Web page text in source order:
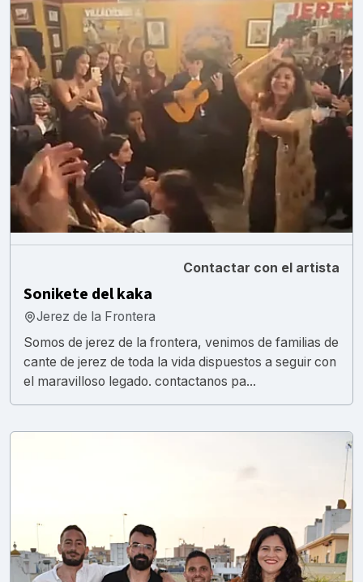
Contactar con el artista
Sonikete del kaka
Jerez de la Frontera
Somos de jerez de la frontera, venimos de familias de
cante de jerez de toda la vida dispuestos a seguir con
el maravilloso legado. contactanos pa...